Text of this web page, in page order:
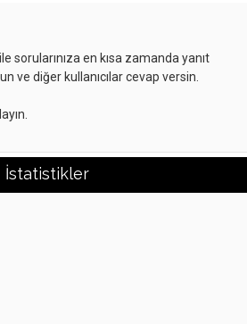
sorularınıza en kısa zamanda yanıt
ve diğer kullanıcılar cevap versin.
İstatistikler